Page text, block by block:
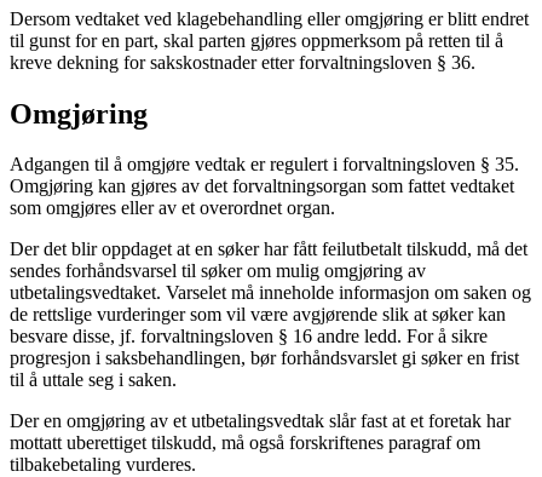
Dersom vedtaket ved klagebehandling eller omgjøring er blitt endret
til gunst for en part, skal parten gjøres oppmerksom på retten til å
kreve dekning for sakskostnader etter forvaltningsloven § 36.
Omgjøring
Adgangen til å omgjøre vedtak er regulert i forvaltningsloven § 35.
Omgjøring kan gjøres av det forvaltningsorgan som fattet vedtaket
som omgjøres eller av et overordnet organ.
Der det blir oppdaget at en søker har fått feilutbetalt tilskudd, må det
sendes forhåndsvarsel til søker om mulig omgjøring av
utbetalingsvedtaket. Varselet må inneholde informasjon om saken og
de rettslige vurderinger som vil være avgjørende slik at søker kan
besvare disse, jf. forvaltningsloven § 16 andre ledd. For å sikre
progresjon i saksbehandlingen, bør forhåndsvarslet gi søker en frist
til å uttale seg i saken.
Der en omgjøring av et utbetalingsvedtak slår fast at et foretak har
mottatt uberettiget tilskudd, må også forskriftenes paragraf om
tilbakebetaling vurderes.